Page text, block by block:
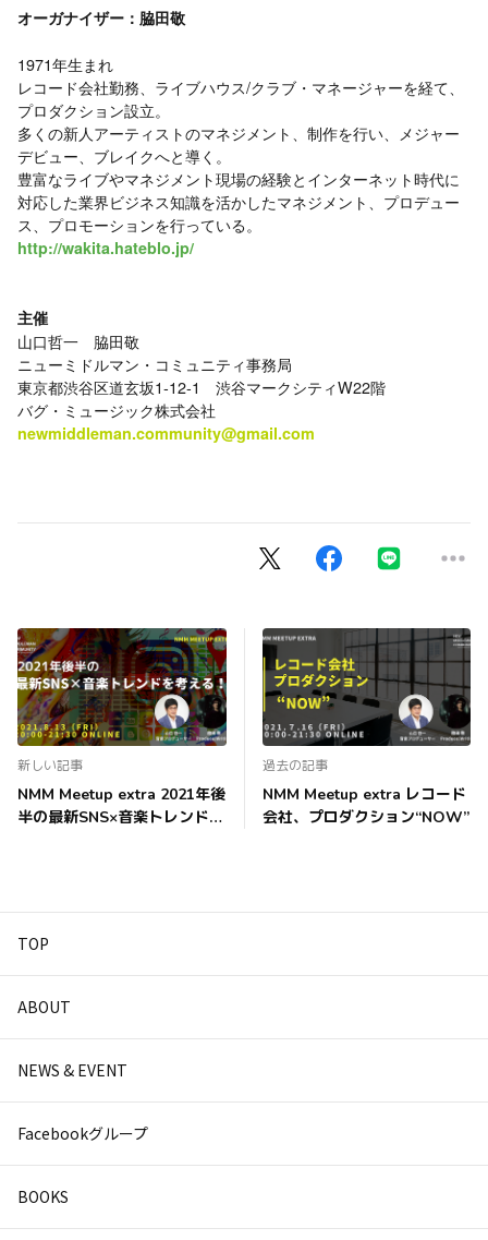
オーガナイザー：脇田敬
1971年生まれ
レコード会社勤務、ライブハウス/クラブ・マネージャーを経て、
プロダクション設立。
多くの新人アーティストのマネジメント、制作を行い、メジャー
デビュー、ブレイクへと導く。
豊富なライブやマネジメント現場の経験とインターネット時代に
対応した業界ビジネス知識を活かしたマネジメント、プロデュー
ス、プロモーションを行っている。
http://wakita.hateblo.jp/
主催
山口哲一 脇田敬
ニューミドルマン・コミュニティ事務局
東京都渋谷区道玄坂1-12-1 渋谷マークシティW22階
バグ・ミュージック株式会社
newmiddleman.community@gmail.com
新しい記事
NMM Meetup extra 2021年後
半の最新SNS×音楽トレンドを
過去の記事
NMM Meetup extra レコード
会社、プロダクション“NOW”
TOP
ABOUT
NEWS & EVENT
Facebookグループ
BOOKS